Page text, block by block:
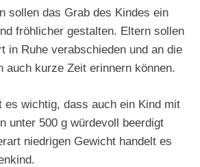
sollen das Grab des Kindes ein
fröhlicher gestalten. Eltern sollen
in Ruhe verabschieden und an die
auch kurze Zeit erinnern können.
es wichtig, dass auch ein Kind mit
unter 500 g würdevoll beerdigt
niedrigen Gewicht handelt es